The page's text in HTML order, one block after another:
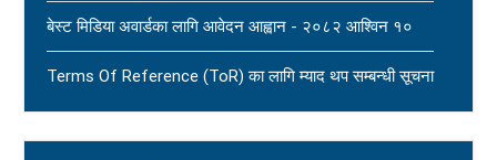
पत्रकार महासंघको आग्रह - २०८३ साउन १५
New
बेस्ट मिडिया अवार्डका लागि आवेदन आह्वान - २०८२ आश्विन १०
Terms Of Reference (ToR) का लागि म्याद थप सम्बन्धी सूचना